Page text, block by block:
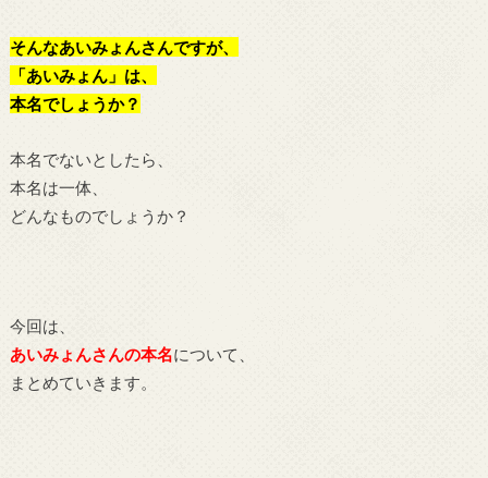
そんなあいみょんさんですが、
「あいみょん」は、
本名でしょうか？
本名でないとしたら、
本名は一体、
どんなものでしょうか？
今回は、
あいみょんさんの本名について、
まとめていきます。